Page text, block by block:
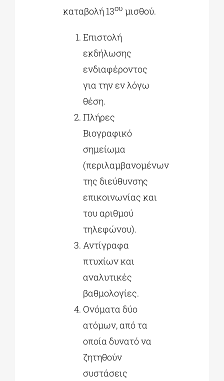
καταβολή 13ου μισθού.
Επιστολή
εκδήλωσης
ενδιαφέροντος
για την εν λόγω
θέση.
Πλήρες
Βιογραφικό
σημείωμα
(περιλαμβανομένων
της διεύθυνσης
επικοινωνίας και
του αριθμού
τηλεφώνου).
Αντίγραφα
πτυχίων και
αναλυτικές
βαθμολογίες.
Ονόματα δύο
ατόμων, από τα
οποία δυνατό να
ζητηθούν
συστάσεις